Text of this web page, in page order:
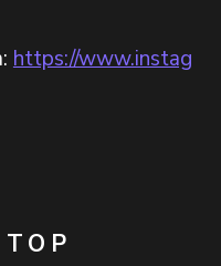
https://www.instag